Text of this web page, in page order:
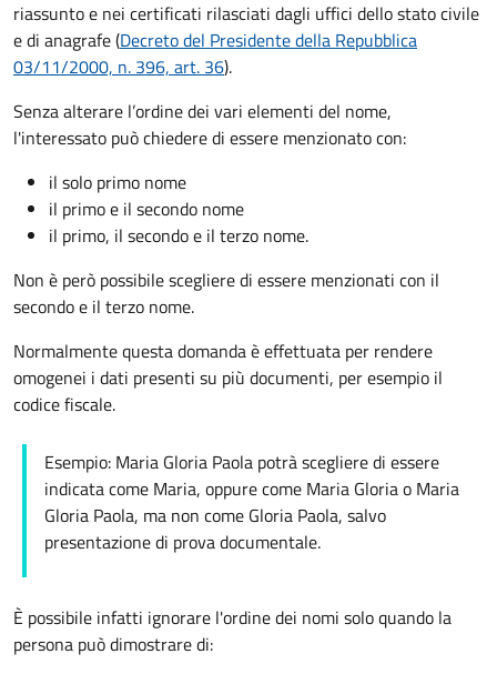
riassunto e nei certificati rilasciati dagli uffici dello stato civile
e di anagrafe (Decreto del Presidente della Repubblica
03/11/2000, n. 396, art. 36).
Senza alterare l’ordine dei vari elementi del nome,
l'interessato può chiedere di essere menzionato con:
il solo primo nome
il primo e il secondo nome
il primo, il secondo e il terzo nome.
Non è però possibile scegliere di essere menzionati con il
secondo e il terzo nome.
Normalmente questa domanda è effettuata per rendere
omogenei i dati presenti su più documenti, per esempio il
codice fiscale.
Esempio: Maria Gloria Paola potrà scegliere di essere
indicata come Maria, oppure come Maria Gloria o Maria
Gloria Paola, ma non come Gloria Paola, salvo
presentazione di prova documentale.
È possibile infatti ignorare l'ordine dei nomi solo quando la
persona può dimostrare di: